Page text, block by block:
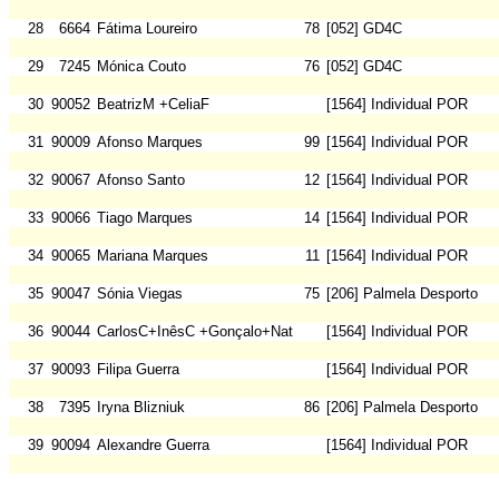
28 6664 Fátima Loureiro 78 [052] GD4C
29 7245 Mónica Couto 76 [052] GD4C
30 90052 BeatrizM +CeliaF [1564] Individual POR
31 90009 Afonso Marques 99 [1564] Individual POR
32 90067 Afonso Santo 12 [1564] Individual POR
33 90066 Tiago Marques 14 [1564] Individual POR
34 90065 Mariana Marques 11 [1564] Individual POR
35 90047 Sónia Viegas 75 [206] Palmela Desporto
36 90044 CarlosC+InêsC +Gonçalo+Natalina [1564] Individual POR
37 90093 Filipa Guerra [1564] Individual POR
38 7395 Iryna Blizniuk 86 [206] Palmela Desporto
39 90094 Alexandre Guerra [1564] Individual POR